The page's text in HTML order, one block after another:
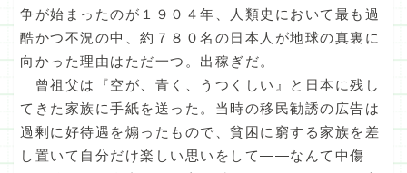
争が始まったのが１９０４年、人類史において最も過
酷かつ不況の中、約７８０名の日本人が地球の真裏に
向かった理由はただ一つ。出稼ぎだ。
曾祖父は『空が、青く、うつくしい』と日本に残し
てきた家族に手紙を送った。当時の移民勧誘の広告は
過剰に好待遇を煽ったもので、貧困に窮する家族を差
し置いて自分だけ楽しい思いをして――なんて中傷